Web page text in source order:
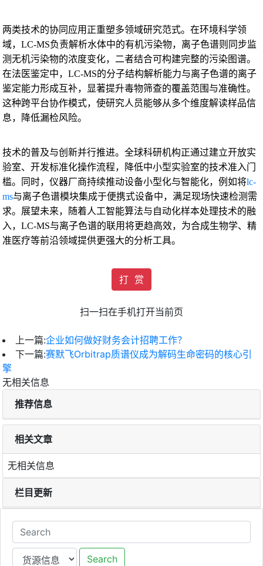
两类技术的协同应用正重塑多领域研究范式。在环境科学领
域，LC-MS负责解析水体中的有机污染物，离子色谱则同步监
测无机污染物的浓度变化，二者结合可构建完整的污染图谱。
在法医鉴定中，LC-MS的分子结构解析能力与离子色谱的离子
鉴定能力形成互补，显著提升毒物筛查的覆盖范围与准确性。
这种跨平台协作模式，使研究人员能够从多个维度解读样品信
息，降低漏检风险。
技术的普及与创新并行推进。全球科研机构正通过建立开放实
验室、开发标准化操作流程，降低中小型实验室的技术准入门
槛。同时，仪器厂商持续推动设备小型化与智能化，例如将lc-
ms与离子色谱模块集成于便携式设备中，满足现场快速检测需
求。展望未来，随着人工智能算法与自动化样本处理技术的融
入，LC-MS与离子色谱的联用将更趋高效，为合成生物学、精
准医疗等前沿领域提供更强大的分析工具。
打 赏
扫一扫在手机打开当前页
上一篇:企业如何做好财务会计招聘工作？
下一篇:赛默飞Orbitrap质谱仪成为解码生命密码的核心引
擎
无相关信息
推荐信息
相关文章
无相关信息
栏目更新
Search